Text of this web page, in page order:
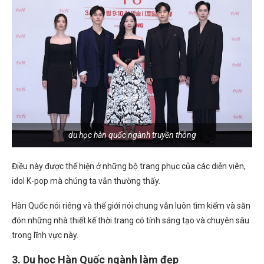
du học hàn quốc ngành truyền thông
Điều này được thể hiện ở những bộ trang phục của các diễn viên,
idol K-pop mà chúng ta vẫn thường thấy.
Hàn Quốc nói riêng và thế giới nói chung vẫn luôn tìm kiếm và săn
đón những nhà thiết kế thời trang có tính sáng tạo và chuyên sâu
trong lĩnh vực này.
3. Du học Hàn Quốc ngành làm đẹp